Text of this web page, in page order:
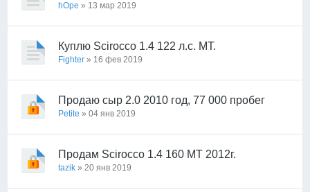
hOpe » 13 мар 2019
Куплю Scirocco 1.4 122 л.с. МТ.
Fighter » 16 фев 2019
Продаю сыр 2.0 2010 год, 77 000 пробег
Petite » 04 янв 2019
Продам Scirocco 1.4 160 MT 2012г.
tazik » 20 янв 2019